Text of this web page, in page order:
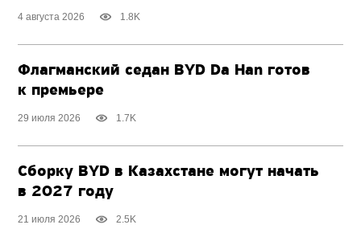
4 августа 2026 1.8K
Флагманский седан BYD Da Han готов
к премьере
29 июля 2026 1.7K
Сборку BYD в Казахстане могут начать
в 2027 году
21 июля 2026 2.5K